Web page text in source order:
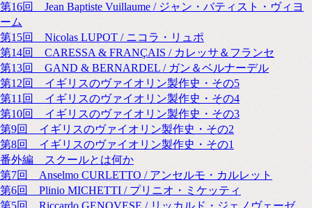
第16回 Jean Baptiste Vuillaume / ジャン・バティスト・ヴィヨ
ーム
第15回 Nicolas LUPOT / ニコラ・リュポ
第14回 CARESSA & FRANÇAIS / カレッサ＆フランセ
第13回 GAND & BERNARDEL / ガン＆ベルナーデル
第12回 イギリスのヴァイオリン製作史・その5
第11回 イギリスのヴァイオリン製作史・その4
第10回 イギリスのヴァイオリン製作史・その3
第9回 イギリスのヴァイオリン製作史・その2
第8回 イギリスのヴァイオリン製作史・その1
番外編 スクールとは何か
第7回 Anselmo CURLETTO / アンセルモ・カルレット
第6回 Plinio MICHETTI / プリニオ・ミケッティ
第5回 Riccardo GENOVESE / リッカルド・ジェノヴェーゼ